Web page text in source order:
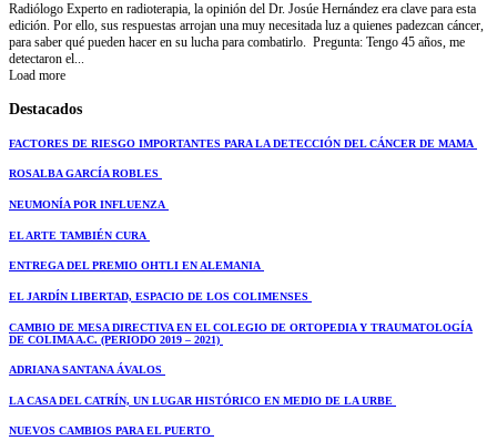
Radiólogo Experto en radioterapia, la opinión del Dr. Josúe Hernández era clave para esta
edición. Por ello, sus respuestas arrojan una muy necesitada luz a quienes padezcan cáncer,
para saber qué pueden hacer en su lucha para combatirlo. Pregunta: Tengo 45 años, me
detectaron el...
Load more
Destacados
FACTORES DE RIESGO IMPORTANTES PARA LA DETECCIÓN DEL CÁNCER DE MAMA
ROSALBA GARCÍA ROBLES
NEUMONÍA POR INFLUENZA
EL ARTE TAMBIÉN CURA
ENTREGA DEL PREMIO OHTLI EN ALEMANIA
EL JARDÍN LIBERTAD, ESPACIO DE LOS COLIMENSES
CAMBIO DE MESA DIRECTIVA EN EL COLEGIO DE ORTOPEDIA Y TRAUMATOLOGÍA
DE COLIMA A.C. (PERIODO 2019 – 2021)
ADRIANA SANTANA ÁVALOS
LA CASA DEL CATRÍN, UN LUGAR HISTÓRICO EN MEDIO DE LA URBE
NUEVOS CAMBIOS PARA EL PUERTO